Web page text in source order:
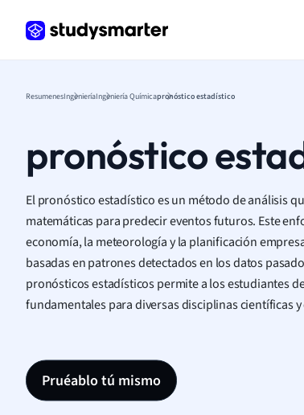
ResumenesIngenieríaIngeniería Químicapronóstico estadístico
pronóstico
El pronóstico estadístico es un método de análisis
matemáticas para predecir eventos futuros. Este
economía, la meteorología y la planificación
basadas en patrones detectados en los datos
pronósticos estadísticos permite a los estudiantes
fundamentales para diversas disciplinas científicas
Pruéablo tú mismo